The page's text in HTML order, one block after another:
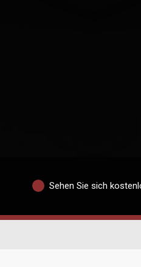
Sehen Sie sich